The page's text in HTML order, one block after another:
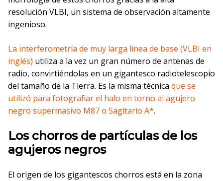
resolución VLBI, un sistema de observación altamente
ingenioso.
La interferometría de muy larga línea de base (VLBI en
inglés) utiliza a la vez un gran número de antenas de
radio, convirtiéndolas en un gigantesco radiotelescopio
del tamaño de la Tierra. Es la misma técnica que se
utilizó para fotografiar el halo en torno al agujero
negro supermasivo M87 o Sagitario A*.
Los chorros de partículas de los
agujeros negros
El origen de los gigantescos chorros está en la zona